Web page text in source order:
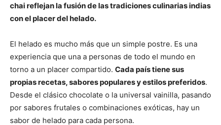
chai reflejan la fusión de las tradiciones culinarias indias
con el placer del helado.
El helado es mucho más que un simple postre. Es una
experiencia que una a personas de todo el mundo en
torno a un placer compartido. Cada país tiene sus
propias recetas, sabores populares y estilos preferidos.
Desde el clásico chocolate o la universal vainilla, pasando
por sabores frutales o combinaciones exóticas, hay un
sabor de helado para cada persona.